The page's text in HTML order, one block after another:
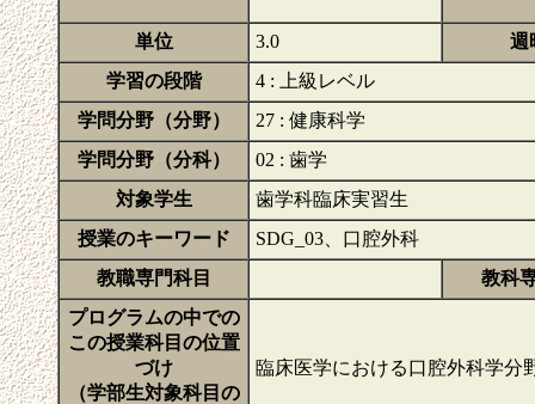
単位 3.0
週
学習の段階
4 : 上級レベル
学問分野（分野）
27 : 健康科学
学問分野（分科）
02 : 歯学
対象学生
歯学科臨床実習生
授業のキーワード
SDG_03、口腔外科
教職専門科目
教科
プログラムの中での
この授業科目の位置
づけ
（学部生対象科目の
臨床医学における口腔外科学